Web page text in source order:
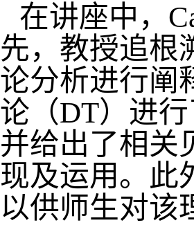
在讲座中 ，
先，教授追根
论分析进行阐
论（DT） 进行
并给出了相关
现及运用。此
以供师生对该